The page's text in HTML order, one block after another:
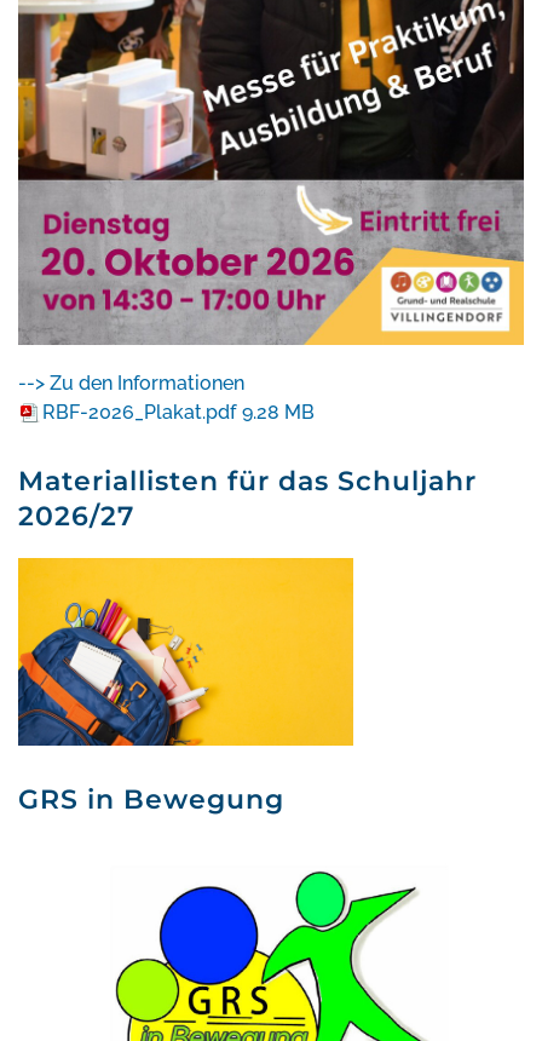
--> Zu den Informationen
RBF-2026_Plakat.pdf 9.28 MB
Materiallisten für das Schuljahr
2026/27
GRS in Bewegung